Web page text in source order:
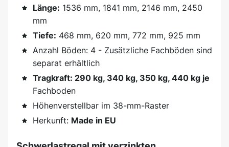
Länge: 1536 mm, 1841 mm, 2146 mm, 2450
mm
Tiefe: 468 mm, 620 mm, 772 mm, 925 mm
Anzahl Böden: 4 - Zusätzliche Fachböden sind
separat erhältlich
Tragkraft: 290 kg, 340 kg, 350 kg, 440 kg je
Fachboden
Höhenverstellbar im 38-mm-Raster
Herkunft: Made in EU